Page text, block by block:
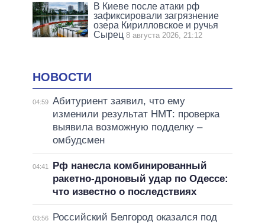
В Киеве после атаки рф
зафиксировали загрязнение
озера Кирилловское и ручья
Сырец 8 августа 2026, 21:12
НОВОСТИ
04:59 Абитуриент заявил, что ему
изменили результат НМТ: проверка
выявила возможную подделку –
омбудсмен
04:41
Рф нанесла комбинированный
ракетно-дроновый удар по Одессе:
что известно о последствиях
03:56
Российский Белгород оказался под